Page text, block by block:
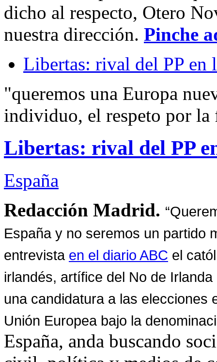
dicho al respecto, Otero
nuestra dirección. Pinche
Libertas: rival del PP en
"queremos una Europa
individuo, el respeto por
Libertas: rival del PP
España
Redacción Madrid.
España y no seremos un partido
entrevista en el diario ABC el
irlandés, artífice del No de
una candidatura a las
Unión Europeabajo la
España, anda buscando